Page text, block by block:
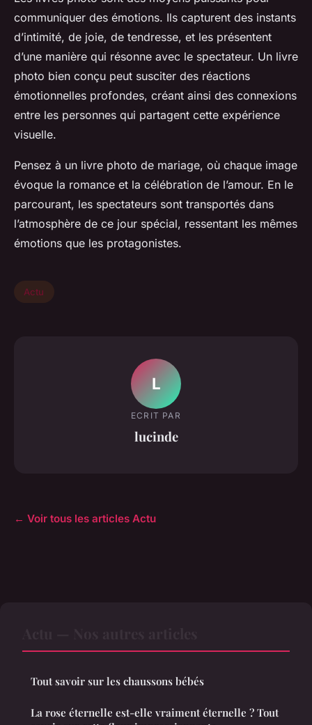
communiquer des émotions. Ils capturent des instants
d’intimité, de joie, de tendresse, et les présentent
d’une manière qui résonne avec le spectateur. Un livre
photo bien conçu peut susciter des réactions
émotionnelles profondes, créant ainsi des connexions
entre les personnes qui partagent cette expérience
visuelle.
Pensez à un livre photo de mariage, où chaque image
évoque la romance et la célébration de l’amour. En le
parcourant, les spectateurs sont transportés dans
l’atmosphère de ce jour spécial, ressentant les mêmes
émotions que les protagonistes.
Actu
L
ECRIT PAR
lucinde
← Voir tous les articles Actu
Tout savoir sur les chaussons bébés
La rose éternelle est-elle vraiment éternelle ? Tout